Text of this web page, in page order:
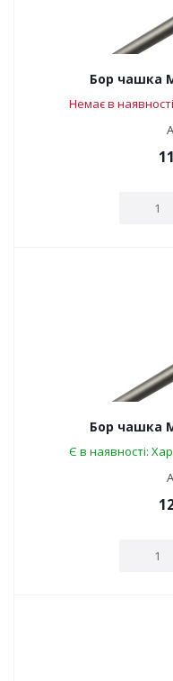
Бор чашка
Немає в
Бор чашка
Є в наявності: